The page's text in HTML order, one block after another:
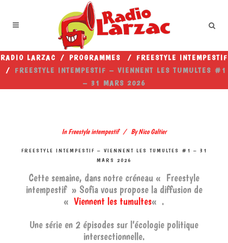
RADIO LARZAC / PROGRAMMES / FREESTYLE INTEMPESTIF
/ FREESTYLE INTEMPESTIF – VIENNENT LES TUMULTES #1
– 31 MARS 2026
In Freestyle intempestif By Nico Galtier
FREESTYLE INTEMPESTIF – VIENNENT LES TUMULTES #1 – 31
MARS 2026
Cette semaine, dans notre créneau « Freestyle
intempestif » Sofia vous propose la diffusion de
« Viennent les tumultes« .
Une série en 2 épisodes sur l’écologie politique
intersectionnelle.